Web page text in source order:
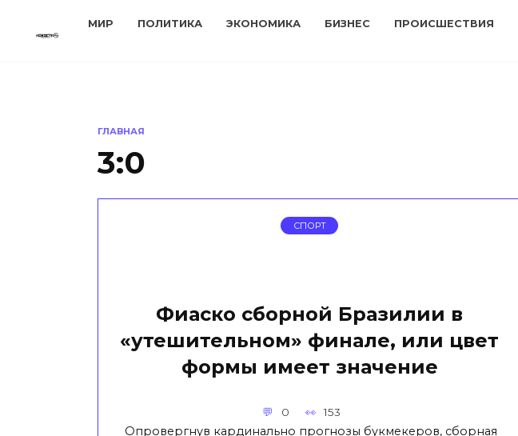
МИР ПОЛИТИКА ЭКОНОМИКА БИЗНЕС ПРОИСШЕСТВИЯ
ГЛАВНАЯ
3:0
СПОРТ
Фиаско сборной Бразилии в
«утешительном» финале, или цвет
формы имеет значение
0 153
Опровергнув кардинально прогнозы букмекеров, сборная